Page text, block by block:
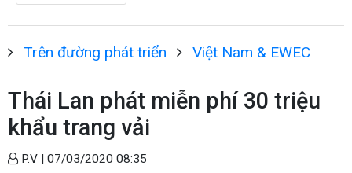
Trên đường phát triển Việt Nam & EWEC
Thái Lan phát miễn phí 30 triệu
khẩu trang vải
P.V | 07/03/2020 08:35